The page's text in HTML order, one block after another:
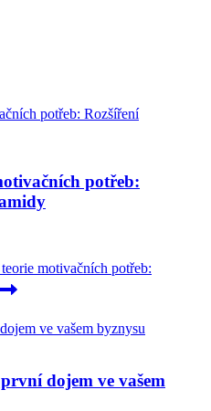
potřeb:
motivačních potřeb:
dojem ve vašem